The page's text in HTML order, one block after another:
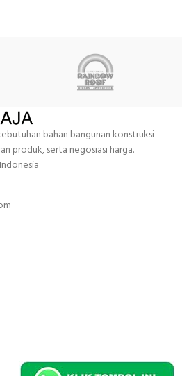
bahan bangunan konstruksi
produk, serta negosiasi harga.